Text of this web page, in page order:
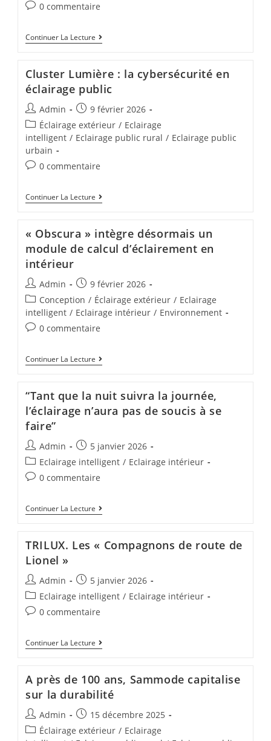
0 commentaire
Continuer La Lecture
Cluster Lumière : la cybersécurité en
éclairage public
Admin
9 février 2026
Éclairage extérieur / Eclairage
intelligent / Eclairage public rural / Eclairage public
urbain
0 commentaire
Continuer La Lecture
« Obscura » intègre désormais un
module de calcul d’éclairement en
intérieur
Admin
9 février 2026
Conception / Éclairage extérieur / Eclairage
intelligent / Eclairage intérieur / Environnement
0 commentaire
Continuer La Lecture
“Tant que la nuit suivra la journée,
l’éclairage n’aura pas de soucis à se
faire”
Admin
5 janvier 2026
Eclairage intelligent / Eclairage intérieur
0 commentaire
Continuer La Lecture
TRILUX. Les « Compagnons de route de
Lionel »
Admin
5 janvier 2026
Eclairage intelligent / Eclairage intérieur
0 commentaire
Continuer La Lecture
A près de 100 ans, Sammode capitalise
sur la durabilité
Admin
15 décembre 2025
Éclairage extérieur / Eclairage